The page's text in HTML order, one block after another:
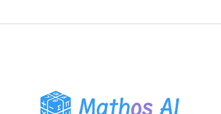
Auxiliar de Lição de Casa